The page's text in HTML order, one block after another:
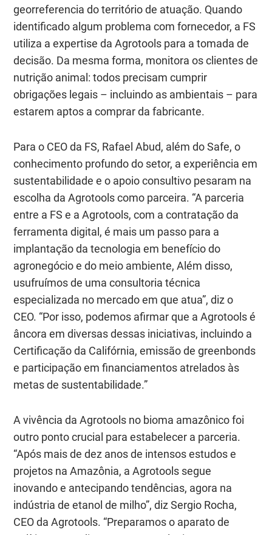
georreferencia do território de atuação. Quando
identificado algum problema com fornecedor, a FS
utiliza a expertise da Agrotools para a tomada de
decisão. Da mesma forma, monitora os clientes de
nutrição animal: todos precisam cumprir
obrigações legais – incluindo as ambientais – para
estarem aptos a comprar da fabricante.
Para o CEO da FS, Rafael Abud, além do Safe, o
conhecimento profundo do setor, a experiência em
sustentabilidade e o apoio consultivo pesaram na
escolha da Agrotools como parceira. “A parceria
entre a FS e a Agrotools, com a contratação da
ferramenta digital, é mais um passo para a
implantação da tecnologia em benefício do
agronegócio e do meio ambiente, Além disso,
usufruímos de uma consultoria técnica
especializada no mercado em que atua”, diz o
CEO. “Por isso, podemos afirmar que a Agrotools é
âncora em diversas dessas iniciativas, incluindo a
Certificação da Califórnia, emissão de greenbonds
e participação em financiamentos atrelados às
metas de sustentabilidade.”
A vivência da Agrotools no bioma amazônico foi
outro ponto crucial para estabelecer a parceria.
“Após mais de dez anos de intensos estudos e
projetos na Amazônia, a Agrotools segue
inovando e antecipando tendências, agora na
indústria de etanol de milho”, diz Sergio Rocha,
CEO da Agrotools. “Preparamos o aparato de